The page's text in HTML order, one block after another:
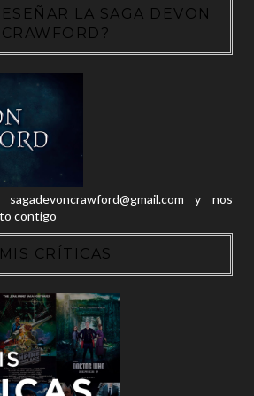
LA SAGA DEVON
CRAWFORD?
y nos
contigo
MIS CRÍTICAS